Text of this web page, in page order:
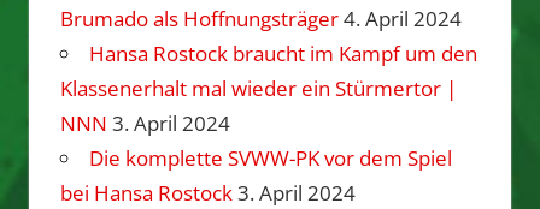
Brumado als Hoffnungsträger4. April 2024
Hansa Rostock braucht im Kampf um den
Klassenerhalt mal wieder ein Stürmertor |
NNN 3. April 2024
Die komplette SVWW-PK vor dem Spiel
bei Hansa Rostock3. April 2024